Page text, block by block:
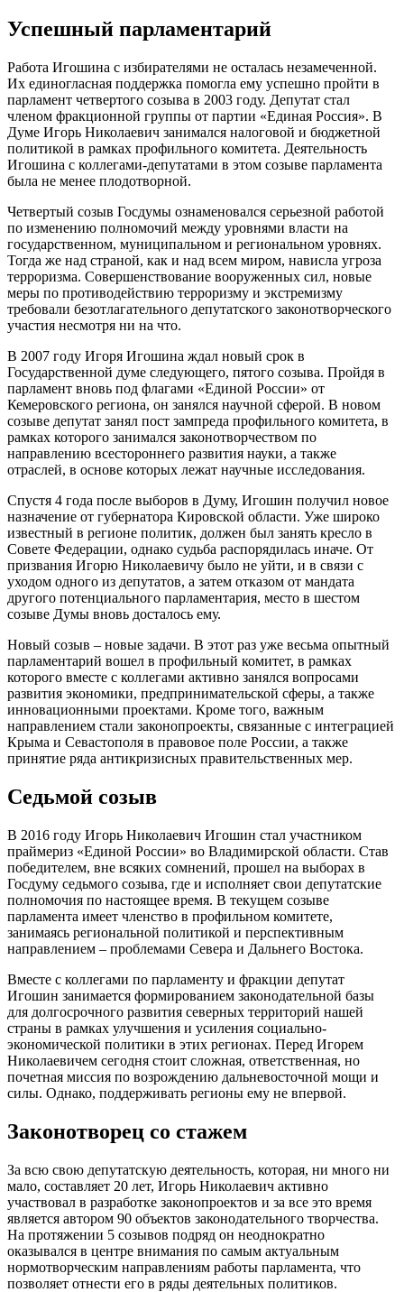
Успешный парламентарий
Работа Игошина с избирателями не осталась незамеченной.
Их единогласная поддержка помогла ему успешно пройти в
парламент четвертого созыва в 2003 году. Депутат стал
членом фракционной группы от партии «Единая Россия». В
Думе Игорь Николаевич занимался налоговой и бюджетной
политикой в рамках профильного комитета. Деятельность
Игошина с коллегами-депутатами в этом созыве парламента
была не менее плодотворной.
Четвертый созыв Госдумы ознаменовался серьезной работой
по изменению полномочий между уровнями власти на
государственном, муниципальном и региональном уровнях.
Тогда же над страной, как и над всем миром, нависла угроза
терроризма. Совершенствование вооруженных сил, новые
меры по противодействию терроризму и экстремизму
требовали безотлагательного депутатского законотворческого
участия несмотря ни на что.
В 2007 году Игоря Игошина ждал новый срок в
Государственной думе следующего, пятого созыва. Пройдя в
парламент вновь под флагами «Единой России» от
Кемеровского региона, он занялся научной сферой. В новом
созыве депутат занял пост зампреда профильного комитета, в
рамках которого занимался законотворчеством по
направлению всестороннего развития науки, а также
отраслей, в основе которых лежат научные исследования.
Спустя 4 года после выборов в Думу, Игошин получил новое
назначение от губернатора Кировской области. Уже широко
известный в регионе политик, должен был занять кресло в
Совете Федерации, однако судьба распорядилась иначе. От
призвания Игорю Николаевичу было не уйти, и в связи с
уходом одного из депутатов, а затем отказом от мандата
другого потенциального парламентария, место в шестом
созыве Думы вновь досталось ему.
Новый созыв – новые задачи. В этот раз уже весьма опытный
парламентарий вошел в профильный комитет, в рамках
которого вместе с коллегами активно занялся вопросами
развития экономики, предпринимательской сферы, а также
инновационными проектами. Кроме того, важным
направлением стали законопроекты, связанные с интеграцией
Крыма и Севастополя в правовое поле России, а также
принятие ряда антикризисных правительственных мер.
Седьмой созыв
В 2016 году Игорь Николаевич Игошин стал участником
праймериз «Единой России» во Владимирской области. Став
победителем, вне всяких сомнений, прошел на выборах в
Госдуму седьмого созыва, где и исполняет свои депутатские
полномочия по настоящее время. В текущем созыве
парламента имеет членство в профильном комитете,
занимаясь региональной политикой и перспективным
направлением – проблемами Севера и Дальнего Востока.
Вместе с коллегами по парламенту и фракции депутат
Игошин занимается формированием законодательной базы
для долгосрочного развития северных территорий нашей
страны в рамках улучшения и усиления социально-
экономической политики в этих регионах. Перед Игорем
Николаевичем сегодня стоит сложная, ответственная, но
почетная миссия по возрождению дальневосточной мощи и
силы. Однако, поддерживать регионы ему не впервой.
Законотворец со стажем
За всю свою депутатскую деятельность, которая, ни много ни
мало, составляет 20 лет, Игорь Николаевич активно
участвовал в разработке законопроектов и за все это время
является автором 90 объектов законодательного творчества.
На протяжении 5 созывов подряд он неоднократно
оказывался в центре внимания по самым актуальным
нормотворческим направлениям работы парламента, что
позволяет отнести его в ряды деятельных политиков.